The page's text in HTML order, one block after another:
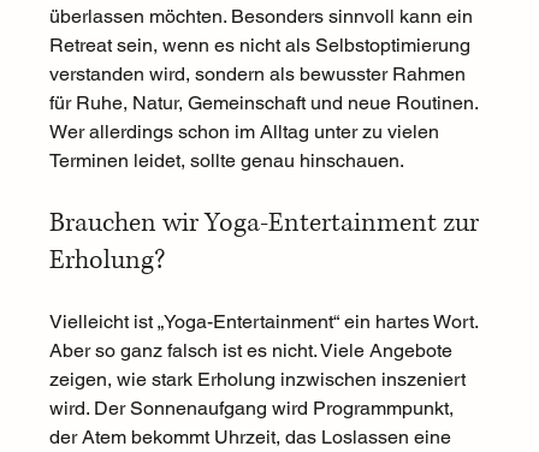
überlassen möchten. Besonders sinnvoll kann ein
Retreat sein, wenn es nicht als Selbstoptimierung
verstanden wird, sondern als bewusster Rahmen
für Ruhe, Natur, Gemeinschaft und neue Routinen.
Wer allerdings schon im Alltag unter zu vielen
Terminen leidet, sollte genau hinschauen.
Brauchen wir Yoga-Entertainment zur
Erholung?
Vielleicht ist „Yoga-Entertainment“ ein hartes Wort.
Aber so ganz falsch ist es nicht. Viele Angebote
zeigen, wie stark Erholung inzwischen inszeniert
wird. Der Sonnenaufgang wird Programmpunkt,
der Atem bekommt Uhrzeit, das Loslassen eine